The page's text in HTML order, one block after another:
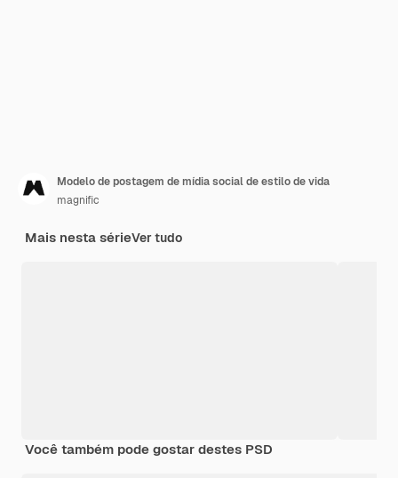
Modelo de postagem de mídia social de estilo de vida
magnific
Mais nesta sérieVer tudo
Você também pode gostar destes PSD